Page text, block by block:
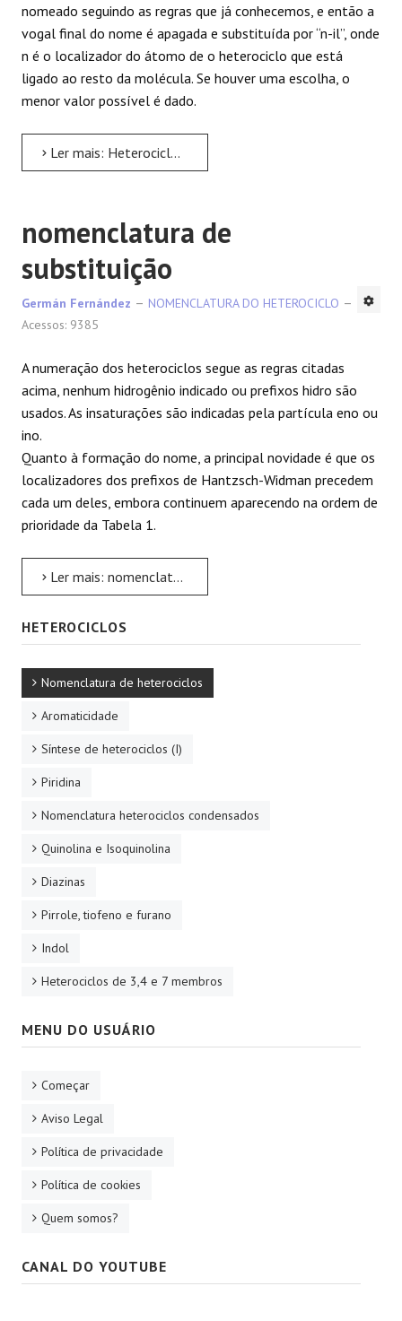
nomeado seguindo as regras que já conhecemos, e então a
vogal final do nome é apagada e substituída por “n-il”, onde
n é o localizador do átomo de o heterociclo que está
ligado ao resto da molécula. Se houver uma escolha, o
menor valor possível é dado.
Ler mais: Heterociclos como substituintes
nomenclatura de
substituição
Germán Fernández
NOMENCLATURA DO HETEROCICLO
Acessos: 9385
A numeração dos heterociclos segue as regras citadas
acima, nenhum hidrogênio indicado ou prefixos hidro são
usados. As insaturações são indicadas pela partícula eno ou
ino.
Quanto à formação do nome, a principal novidade é que os
localizadores dos prefixos de Hantzsch-Widman precedem
cada um deles, embora continuem aparecendo na ordem de
prioridade da Tabela 1.
Ler mais: nomenclatura de substituição
HETEROCICLOS
Nomenclatura de heterociclos
Aromaticidade
Síntese de heterociclos (I)
Piridina
Nomenclatura heterociclos condensados
Quinolina e Isoquinolina
Diazinas
Pirrole, tiofeno e furano
Indol
Heterociclos de 3,4 e 7 membros
MENU DO USUÁRIO
Começar
Aviso Legal
Política de privacidade
Política de cookies
Quem somos?
CANAL DO YOUTUBE